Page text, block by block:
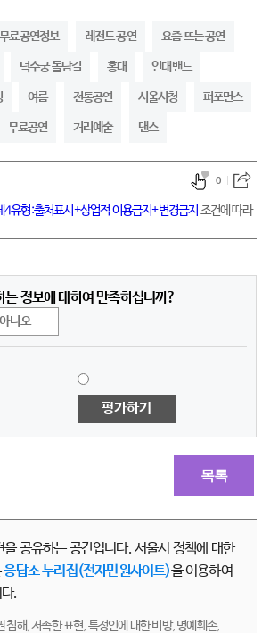
무료공연정보 레전드 공연 요즘 뜨는 공연
덕수궁 돌담길 홍대 인대밴드
여름 전통공연 서울시청 퍼포먼스
무료공연 거리예술 댄스
4유형:출처표시+상업적 이용금지+변경금지 조건에 따라
0
는 정보에 대하여 만족하십니까?
아니오
평가하기
목록
공유하는 공간입니다. 서울시 정책에 대한
응답소 누리집(전자민원사이트)을 이용하여
.
침해, 저속한 표현, 특정인에 대한 비방, 명예훼손,